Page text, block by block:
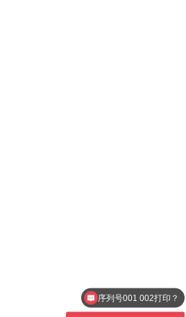
序列号001 002打印？